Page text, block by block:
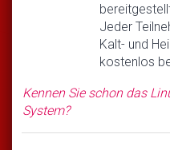
Jeder
Kalt- und
kostenlos
Kennen Sie schon das
System?